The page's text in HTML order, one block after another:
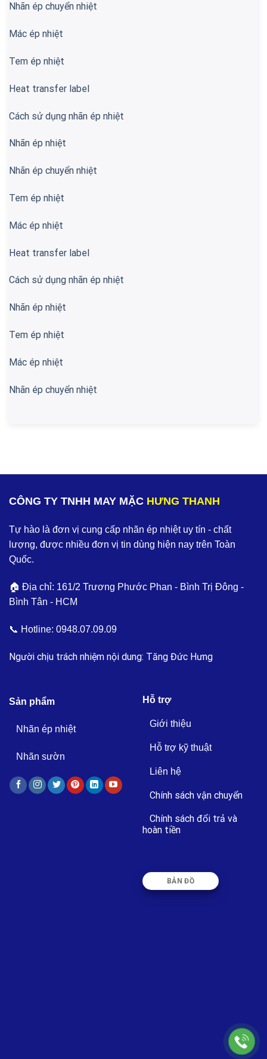
Nhãn ép chuyển nhiệt
Mác ép nhiệt
Tem ép nhiệt
Heat transfer label
Cách sử dụng nhãn ép nhiệt
Nhãn ép nhiệt
Nhãn ép chuyển nhiệt
Tem ép nhiệt
Mác ép nhiệt
Heat transfer label
Cách sử dụng nhãn ép nhiệt
Nhãn ép nhiệt
Tem ép nhiệt
Mác ép nhiệt
Nhãn ép chuyển nhiệt
CÔNG TY TNHH MAY MẶC HƯNG THANH
Tự hào là đơn vị cung cấp nhãn ép nhiệt uy tín - chất
lượng, được nhiều đơn vị tin dùng hiện nay trên Toàn
Quốc.
🏠 Địa chỉ: 161/2 Trương Phước Phan - Bình Trị Đông -
Bình Tân - HCM
📞 Hotline: 0948.07.09.09
Người chịu trách nhiệm nội dung: Tăng Đức Hưng
Sản phẩm
Nhãn ép nhiệt
Nhãn sườn
Hỗ trợ
Giới thiệu
Hỗ trợ kỹ thuật
Liên hệ
Chính sách vận chuyển
Chính sách đổi trả và
hoàn tiền
BẢN ĐỒ